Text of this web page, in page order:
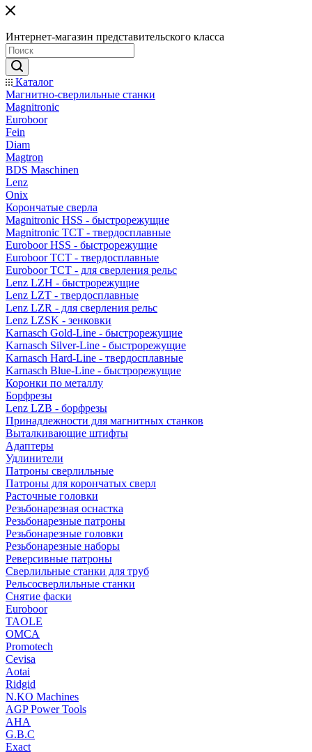
Интернет-магазин представительского класса
Каталог
Магнитно-сверлильные станки
Magnitronic
Euroboor
Fein
Diam
Magtron
BDS Maschinen
Lenz
Onix
Корончатые сверла
Magnitronic HSS - быстрорежущие
Magnitronic TCT - твердосплавные
Euroboor HSS - быстрорежущие
Euroboor TCT - твердосплавные
Euroboor TCT - для сверления рельс
Lenz LZH - быстрорежущие
Lenz LZT - твердосплавные
Lenz LZR - для сверления рельс
Lenz LZSK - зенковки
Karnasch Gold-Line - быстрорежущие
Karnasch Silver-Line - быстрорежущие
Karnasch Hard-Line - твердосплавные
Karnasch Blue-Line - быстрорежущие
Коронки по металлу
Борфрезы
Lenz LZB - борфрезы
Принадлежности для магнитных станков
Выталкивающие штифты
Адаптеры
Удлинители
Патроны сверлильные
Патроны для корончатых сверл
Расточные головки
Резьбонарезная оснастка
Резьбонарезные патроны
Резьбонарезные головки
Резьбонарезные наборы
Реверсивные патроны
Сверлильные станки для труб
Рельсосверлильные станки
Снятие фаски
Euroboor
TAOLE
OMCA
Promotech
Cevisa
Aotai
Ridgid
N.KO Machines
AGP Power Tools
AHA
G.B.C
Exact